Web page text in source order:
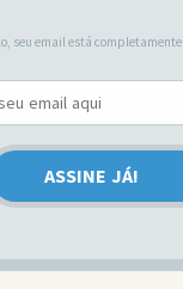
seu email está completamente